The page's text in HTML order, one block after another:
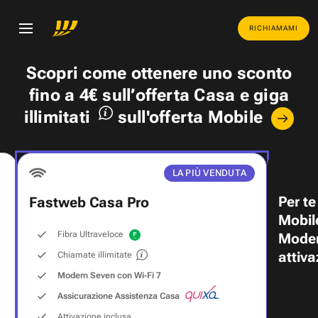
RICHIAMAMI
Scopri come ottenere uno sconto
fino a 4€ sull’offerta Casa egiga
illimitati
sull'offerta Mobile
LA PIÙ VENDUTA
Fastweb Casa Pro
Fibra Ultraveloce
Chiamate illimitate
Modem Seven con Wi‑Fi 7
Assicurazione Assistenza Casa
Per